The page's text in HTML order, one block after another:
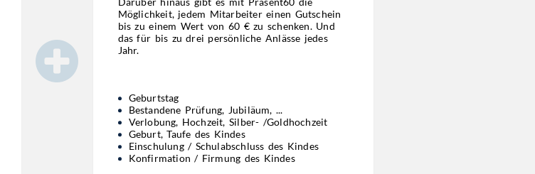
Möglichkeit, jedem Mitarbeiter einen Gutschein
bis zu einem Wert von 60 € zu schenken. Und
das für bis zu drei persönliche Anlässe jedes
Jahr.
Geburtstag
Bestandene Prüfung, Jubiläum, ...
Verlobung, Hochzeit, Silber- /Goldhochzeit
Geburt, Taufe des Kindes
Einschulung / Schulabschluss des Kindes
Konfirmation / Firmung des Kindes